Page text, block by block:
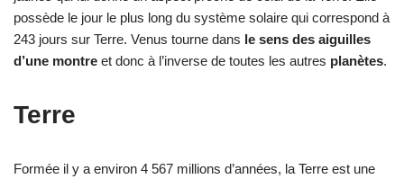
possède le jour le plus long du système solaire qui correspond à
243 jours sur Terre. Venus tourne dans le sens des aiguilles
d’une montre et donc à l’inverse de toutes les autres planètes.
Terre
Formée il y a environ 4 567 millions d’années, la Terre est une